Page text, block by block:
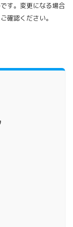
す。変更になる場合
確認ください。